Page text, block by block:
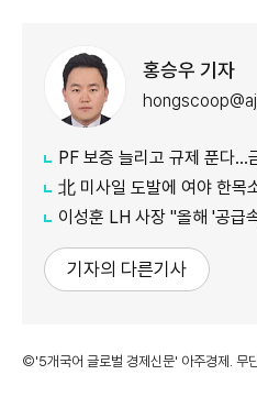
홍승우 기자
PF 보증 늘리고 규제 푼다…
北 미사일 도발에 여야 한목소
이성훈 LH 사장 "올해 '공급속도전' 최
기자의 다른기사
©'5개국어 글로벌 경제신문' 아주경제. 무